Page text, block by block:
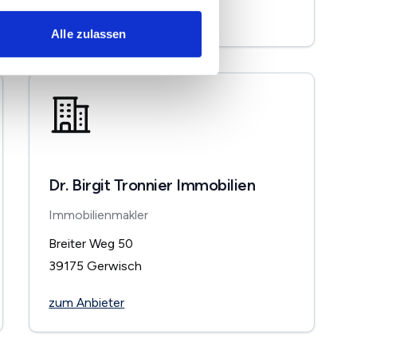
Alle zulassen
Dr. Birgit Tronnier Immobilien
Immobilienmakler
Breiter Weg 50
39175 Gerwisch
zum Anbieter